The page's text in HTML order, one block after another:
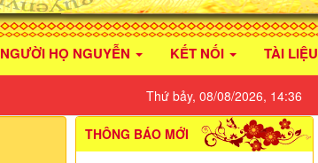
NGƯỜI HỌ NGUYỄN KẾT NỐI TÀI LIỆU
Thứ bảy, 08/08/2026, 14:36
THÔNG BÁO MỚI